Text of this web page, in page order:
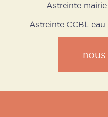
Astreinte
Astreinte CCBL eau